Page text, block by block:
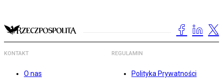
KONTAKT
O nas
REGULAMIN
Polityka Prywatności